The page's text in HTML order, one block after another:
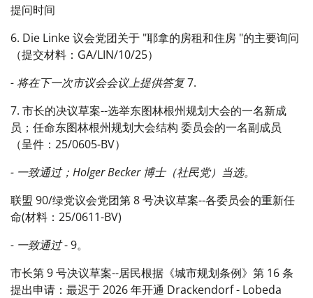
提问时间
6. Die Linke 议会党团关于 "耶拿的房租和住房 "的主要询问
（提交材料：GA/LIN/10/25）
- 将在下一次市议会会议上提供答复7.
7. 市长的决议草案--选举东图林根州规划大会的一名新成
员；任命东图林根州规划大会结构 委员会的一名副成员
（呈件：25/0605-BV）
- 一致通过；Holger Becker 博士（社民党）当选。
联盟 90/绿党议会党团第 8 号决议草案--各委员会的重新任
命(材料：25/0611-BV)
- 一致通过- 9。
市长第 9 号决议草案--居民根据《城市规划条例》第 16 条
提出申请：最迟于 2026 年开通 Drackendorf - Lobeda